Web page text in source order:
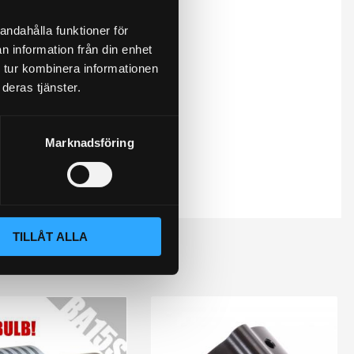
funktioner för
information från din enhet
kombinera informationen
tjänster.
Marknadsföring
TILLÅT ALLA